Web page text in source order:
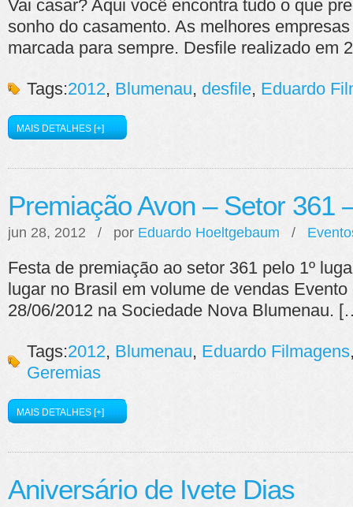
Vai casar? Aqui você encontra tudo o que
sonho do casamento. As melhores
marcada para sempre. Desfile realizado em
Tags:2012, Blumenau, desfile, Eduardo
MAIS DETALHES [+]
Premiação Avon – Setor 361
jun 28, 2012 / por Eduardo Hoeltgebaum /
Festa de premiação ao setor 361 pelo 1º
lugar no Brasil em volume de vendas
28/06/2012 na Sociedade Nova Blumenau.
Tags:2012, Blumenau, Eduardo Filmagens
Geremias
MAIS DETALHES [+]
Aniversário de Ivete Dias